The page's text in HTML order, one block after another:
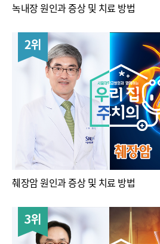
녹내장 원인과 증상 및 치료 방법
2위
췌장암 원인과 증상 및 치료 방법
3위